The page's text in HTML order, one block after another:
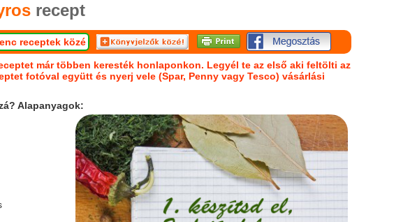
recept
receptek közé
már többen keresték honlaponkon. Legyél te az első aki feltölti az
fotóval együtt és nyerj vele (Spar, Penny vagy Tesco) vásárlási
Alapanyagok: